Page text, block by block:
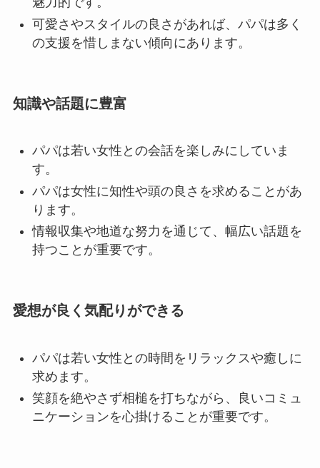
可愛さやスタイルの良さがあれば、パパは多く
の支援を惜しまない傾向にあります。
知識や話題に豊富
パパは若い女性との会話を楽しみにしていま
す。
パパは女性に知性や頭の良さを求めることがあ
ります。
情報収集や地道な努力を通じて、幅広い話題を
持つことが重要です。
愛想が良く気配りができる
パパは若い女性との時間をリラックスや癒しに
求めます。
笑顔を絶やさず相槌を打ちながら、良いコミュ
ニケーションを心掛けることが重要です。